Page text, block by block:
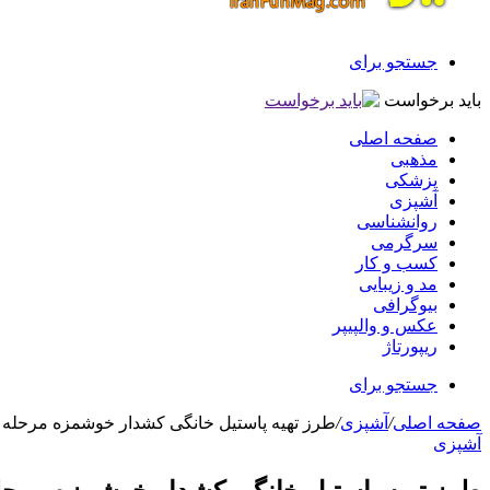
جستجو برای
باید برخواست
صفحه اصلی
مذهبی
پزشکی
آشپزی
روانشناسی
سرگرمی
کسب و کار
مد و زیبایی
بیوگرافی
عکس و والپیپر
ریپورتاژ
جستجو برای
صفحه اصلی/ آشپزی/طرز تهیه پاستیل خانگی کشدار خوشمزه مرحله
آشپزی